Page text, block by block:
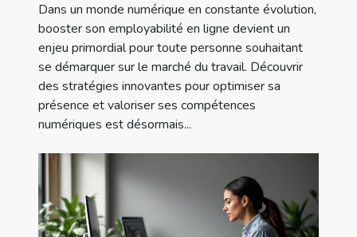
Dans un monde numérique en constante évolution,
booster son employabilité en ligne devient un
enjeu primordial pour toute personne souhaitant
se démarquer sur le marché du travail. Découvrir
des stratégies innovantes pour optimiser sa
présence et valoriser ses compétences
numériques est désormais...